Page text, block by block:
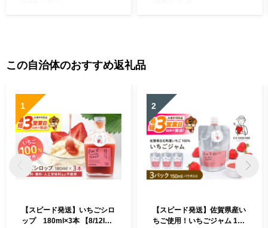
この自治体のおすすめ返礼品
1
【スピード発送】いちごシロ
ップ 180ml×3本 【8/12ICH
2
【スピード発送】佐賀県産い
ちご使用！いちごジャム 150